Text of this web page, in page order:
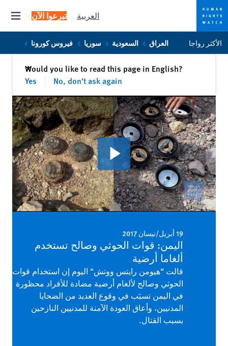
Skip
to
Skip
to
العربية تبرعوا الآن
الأكثر رواجا العراق السعودية سوريا فيروس كورونا
Would you like to read this page in English?
Yes
No, don't ask again
✕إغلاق
19 أبريل/نيسان 2017
اليمن: قوات الحوثي وصالح تستخدم
ألغاما أرضية
قالت "هيومن رايتس ووتش" اليوم إن استخدام قوات
الحوثي وصالح لألغام أرضية مضادة للأفراد محظورة
في اليمن تسبَب في وقوع العديد من الضحايا
المدنيين، وأعاق العودة الآمنة للمدنيين النازحين
بسبب القتال.